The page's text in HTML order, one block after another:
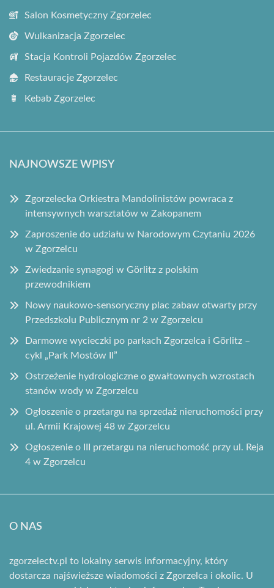
Salon Kosmetyczny Zgorzelec
Wulkanizacja Zgorzelec
Stacja Kontroli Pojazdów Zgorzelec
Restauracje Zgorzelec
Kebab Zgorzelec
NAJNOWSZE WPISY
Zgorzelecka Orkiestra Mandolinistów powraca z
intensywnych warsztatów w Zakopanem
Zaproszenie do udziału w Narodowym Czytaniu 2026
w Zgorzelcu
Zwiedzanie synagogi w Görlitz z polskim
przewodnikiem
Nowy naukowo-sensoryczny plac zabaw otwarty przy
Przedszkolu Publicznym nr 2 w Zgorzelcu
Darmowe wycieczki po parkach Zgorzelca i Görlitz –
cykl „Park Mostów II”
Ostrzeżenie hydrologiczne o gwałtownych wzrostach
stanów wody w Zgorzelcu
Ogłoszenie o przetargu na sprzedaż nieruchomości przy
ul. Armii Krajowej 48 w Zgorzelcu
Ogłoszenie o III przetargu na nieruchomość przy ul. Reja
4 w Zgorzelcu
O NAS
zgorzelectv.pl to lokalny serwis informacyjny, który
dostarcza najświeższe wiadomości z Zgorzelca i okolic. U